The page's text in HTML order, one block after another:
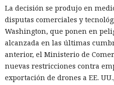
La decisión se produjo en
disputas comerciales y
Washington, que ponen en
alcanzada en las últimas
anterior, el Ministerio de
nuevas restricciones contra
exportación de drones a EE.